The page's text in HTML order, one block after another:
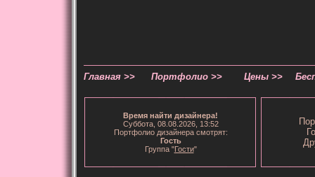
Главная >> Портфолио >> Цены >>
Время найти дизайнера!
Суббота, 08.08.2026, 13:52
Портфолио дизайнера смотрят:
Гость
Группа "Гости"